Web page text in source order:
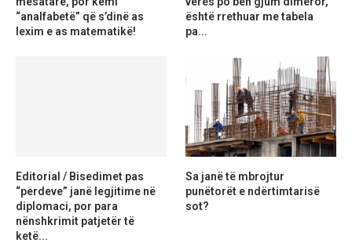
“analfabetë” që s’dinë as
lexim e as matematikë!
është rrethuar me tabela
pa...
Editorial / Bisedimet pas
“perdeve” janë legjitime në
diplomaci, por para
nënshkrimit patjetër të
ketë...
Sa janë të mbrojtur
punëtorët e ndërtimtarisë
sot?